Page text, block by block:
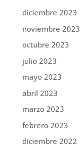
diciembre 2023
noviembre 2023
octubre 2023
julio 2023
mayo 2023
abril 2023
marzo 2023
febrero 2023
diciembre 2022